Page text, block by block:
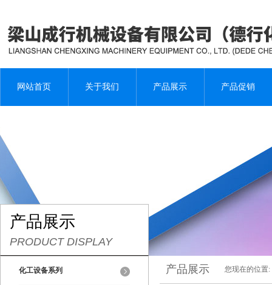
网站首页 关于我们 产品展示 产品促销
产品展示
PRODUCT DISPLAY
化工设备系列 产品展示 您现在的位置: